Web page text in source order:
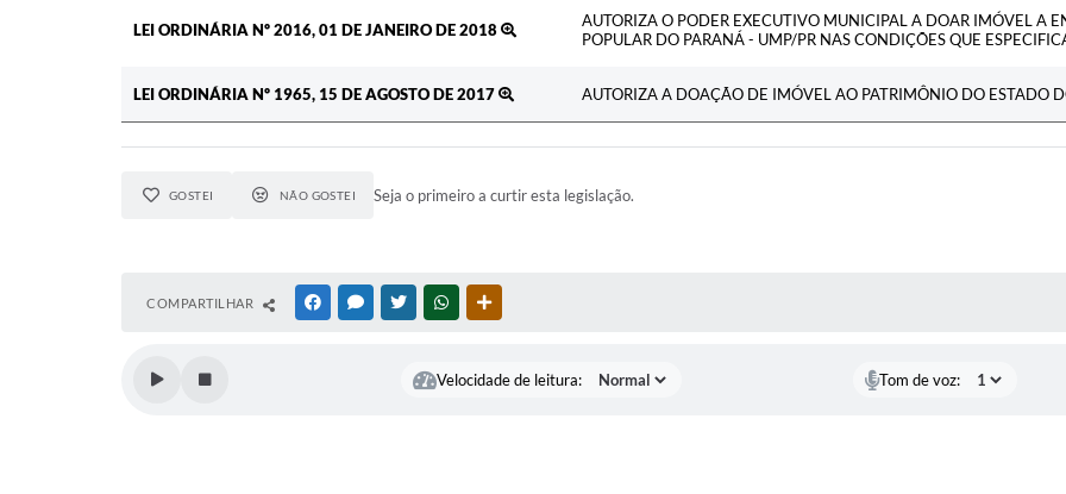
LEI ORDINÁRIA Nº 2016, 01 DE JANEIRO DE 2018
AUTORIZA O PODER EXECUTIVO MUNICIPAL A DOAR IMÓVEL A
POPULAR DO PARANÁ - UMP/PR NAS CONDIÇÕES QUE
LEI ORDINÁRIA Nº 1965, 15 DE AGOSTO DE 2017 AUTORIZA A DOAÇÃO DE IMÓVEL AO PATRIMÔNIO DO ESTADO
GOSTEI NÃO GOSTEI Seja o primeiro a curtir esta legislação.
COMPARTILHAR FACEBOOKMESSENGER
TWITTERWHATSAPP
Velocidade de leitura: Tom de voz: